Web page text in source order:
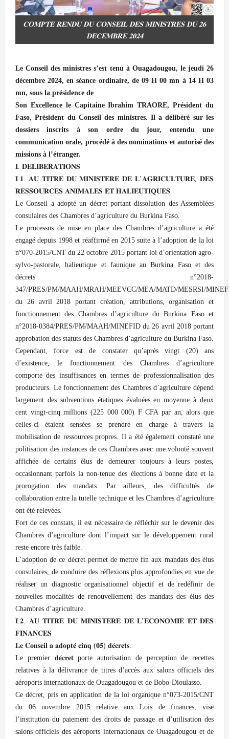
𝐂𝐎𝐌𝐏𝐓𝐄 𝐑𝐄𝐍𝐃𝐔 𝐃𝐔 𝐂𝐎𝐍𝐒𝐄𝐈𝐋 𝐃𝐄𝐒 𝐌𝐈𝐍𝐈𝐒𝐓𝐑𝐄𝐒 𝐃𝐔 𝟐𝟔
𝐃𝐄𝐂𝐄𝐌𝐁𝐑𝐄 𝟐𝟎𝟐𝟒
Le Conseil des ministres s’est tenu à Ouagadougou, le jeudi 26
décembre 2024, en séance ordinaire, de 09 H 00 mn à 14 H 03
mn, sous la présidence de
Son Excellence le Capitaine Ibrahim TRAORE, Président du
Faso, Président du Conseil des ministres. Il a délibéré sur les
dossiers inscrits à son ordre du jour, entendu une
communication orale, procédé à des nominations et autorisé des
missions à l’étranger.
𝐈. 𝐃𝐄𝐋𝐈𝐁𝐄𝐑𝐀𝐓𝐈𝐎𝐍𝐒
𝐈.𝟏. 𝐀𝐔 𝐓𝐈𝐓𝐑𝐄 𝐃𝐔 𝐌𝐈𝐍𝐈𝐒𝐓𝐄𝐑𝐄 𝐃𝐄 𝐋’𝐀𝐆𝐑𝐈𝐂𝐔𝐋𝐓𝐔𝐑𝐄, 𝐃𝐄𝐒
𝐑𝐄𝐒𝐒𝐎𝐔𝐑𝐂𝐄𝐒 𝐀𝐍𝐈𝐌𝐀𝐋𝐄𝐒 𝐄𝐓 𝐇𝐀𝐋𝐈𝐄𝐔𝐓𝐈𝐐𝐔𝐄𝐒
Le Conseil a adopté un décret portant dissolution des Assemblées
consulaires des Chambres d’agriculture du Burkina Faso.
Le processus de mise en place des Chambres d’agriculture a été
engagé depuis 1998 et réaffirmé en 2015 suite à l’adoption de la loi
n°070-2015/CNT du 22 octobre 2015 portant loi d’orientation agro-
sylvo-pastorale, halieutique et faunique au Burkina Faso et des
décrets n°2018-
347/PRES/PM/MAAH/MRAH/MEEVCC/MEA/MATD/MESRSI/
du 26 avril 2018 portant création, attributions, organisation et
fonctionnement des Chambres d’agriculture du Burkina Faso et
n°2018-0384/PRES/PM/MAAH/MINEFID du 26 avril 2018 portant
approbation des statuts des Chambres d’agriculture du Burkina Faso.
Cependant, force est de constater qu’après vingt (20) ans
d’existence, le fonctionnement des Chambres d’agriculture
comporte des insuffisances en termes de professionnalisation des
producteurs. Le fonctionnement des Chambres d’agriculture dépend
largement des subventions étatiques évaluées en moyenne à deux
cent vingt-cinq millions (225 000 000) F CFA par an, alors que
celles-ci étaient sensées se prendre en charge à travers la
mobilisation de ressources propres. Il a été également constaté une
politisation des instances de ces Chambres avec une volonté souvent
affichée de certains élus de demeurer toujours à leurs postes,
occasionnant parfois la non-tenue des élections à bonne date et la
prorogation des mandats. Par ailleurs, des difficultés de
collaboration entre la tutelle technique et les Chambres d’agriculture
ont été relevées.
Fort de ces constats, il est nécessaire de réfléchir sur le devenir des
Chambres d’agriculture dont l’impact sur le développement rural
reste encore très faible.
L’adoption de ce décret permet de mettre fin aux mandats des élus
consulaires, de conduire des réflexions plus approfondies en vue de
réaliser un diagnostic organisationnel objectif et de redéfinir de
nouvelles modalités de renouvellement des mandats des élus des
Chambres d’agriculture.
𝐈.𝟐. 𝐀𝐔 𝐓𝐈𝐓𝐑𝐄 𝐃𝐔 𝐌𝐈𝐍𝐈𝐒𝐓𝐄𝐑𝐄 𝐃𝐄 𝐋’𝐄𝐂𝐎𝐍𝐎𝐌𝐈𝐄 𝐄𝐓 𝐃𝐄𝐒
𝐅𝐈𝐍𝐀𝐍𝐂𝐄𝐒
𝐋𝐞 𝐂𝐨𝐧𝐬𝐞𝐢𝐥 𝐚 𝐚𝐝𝐨𝐩𝐭𝐞́ 𝐜𝐢𝐧𝐪 (𝟎𝟓) 𝐝𝐞́𝐜𝐫𝐞𝐭𝐬.
Le premier 𝐝𝐞́𝐜𝐫𝐞𝐭 porte autorisation de perception de recettes
relatives à la délivrance de titres d’accès aux salons officiels des
aéroports internationaux de Ouagadougou et de Bobo-Dioulasso.
Ce décret, pris en application de la loi organique n°073-2015/CNT
du 06 novembre 2015 relative aux Lois de finances, vise
l’institution du paiement des droits de passage et d’utilisation des
salons officiels des aéroports internationaux de Ouagadougou et de